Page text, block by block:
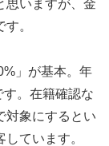
思いますが、金
。
」が基本。年
。在籍確認な
対象にするとい
ています。